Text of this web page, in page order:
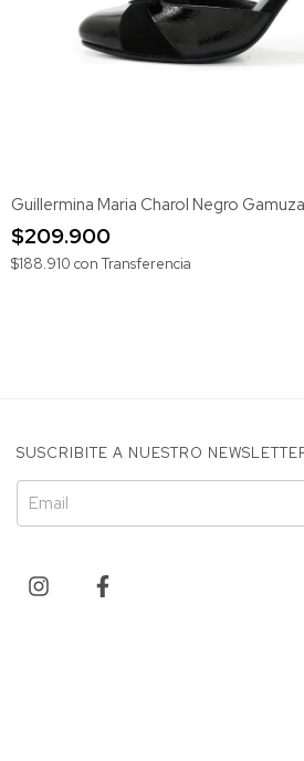
Guillermina Maria Charol Negro
$209.900
$188.910 con Transferencia
SUSCRIBITE A NUESTRO